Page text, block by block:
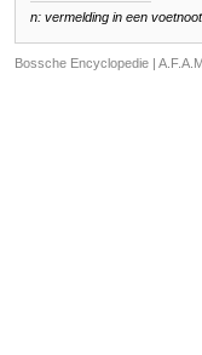
n: vermelding in een voetnoot
Bossche Encyclopedie |